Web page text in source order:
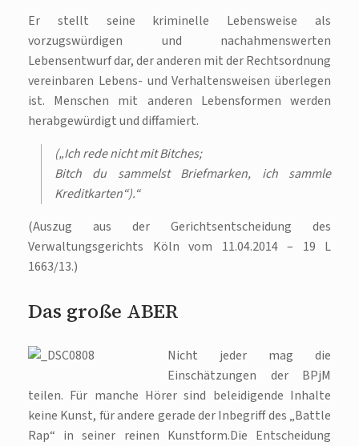
Er stellt seine kriminelle Lebensweise als
vorzugswürdigen und nachahmenswerten
Lebensentwurf dar, der anderen mit der Rechtsordnung
vereinbaren Lebens- und Verhaltensweisen überlegen
ist. Menschen mit anderen Lebensformen werden
herabgewürdigt und diffamiert.
(„Ich rede nicht mit Bitches;
Bitch du sammelst Briefmarken, ich sammle
Kreditkarten“).“
(Auszug aus der Gerichtsentscheidung des
Verwaltungsgerichts Köln vom 11.04.2014 – 19 L
1663/13.)
Das große ABER
Nicht jeder mag die
Einschätzungen der BPjM
teilen. Für manche Hörer sind beleidigende Inhalte
keine Kunst, für andere gerade der Inbegriff des „Battle
Rap“ in seiner reinen Kunstform.Die Entscheidung